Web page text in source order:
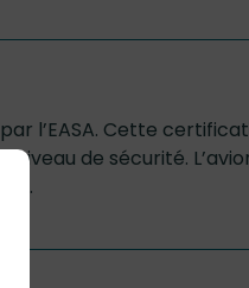
l’EASA. Cette
de sécurité.